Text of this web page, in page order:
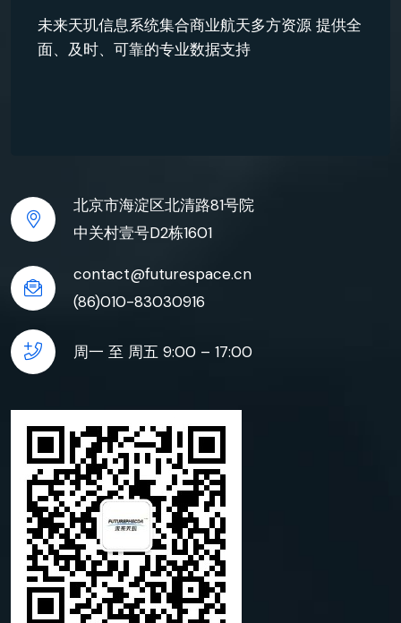
未来天玑信息系统集合商业航天多方资源 提供全
面、及时、可靠的专业数据支持
北京市海淀区北清路81号院
中关村壹号D2栋1601
contact@futurespace.cn
(86)010-83030916
周一 至 周五 9:00 – 17:00